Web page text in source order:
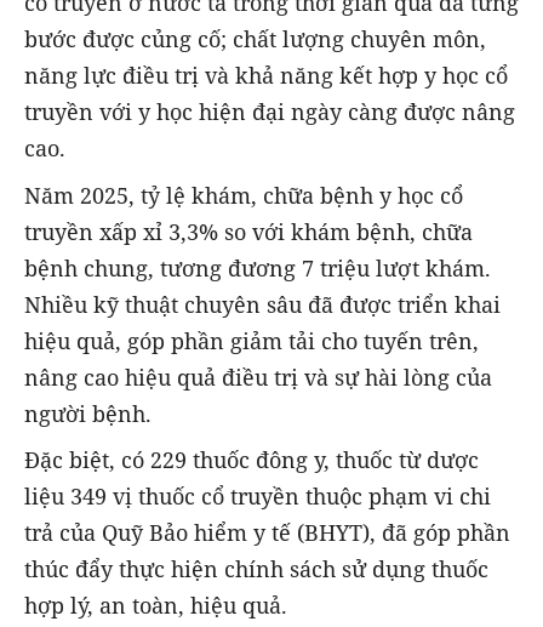
bước được củng cố; chất lượng chuyên môn,
năng lực điều trị và khả năng kết hợp y học cổ
truyền với y học hiện đại ngày càng được nâng
cao.
Năm 2025, tỷ lệ khám, chữa bệnh y học cổ
truyền xấp xỉ 3,3% so với khám bệnh, chữa
bệnh chung, tương đương 7 triệu lượt khám.
Nhiều kỹ thuật chuyên sâu đã được triển khai
hiệu quả, góp phần giảm tải cho tuyến trên,
nâng cao hiệu quả điều trị và sự hài lòng của
người bệnh.
Đặc biệt, có 229 thuốc đông y, thuốc từ dược
liệu 349 vị thuốc cổ truyền thuộc phạm vi chi
trả của Quỹ Bảo hiểm y tế (BHYT), đã góp phần
thúc đẩy thực hiện chính sách sử dụng thuốc
hợp lý, an toàn, hiệu quả.